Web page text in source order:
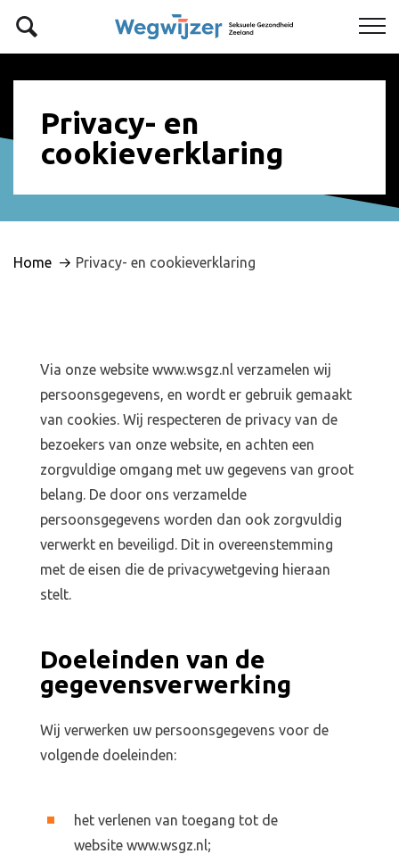
Privacy- en
cookieverklaring
Home Privacy- en cookieverklaring
Via onze website www.wsgz.nl verzamelen wij
persoonsgegevens, en wordt er gebruik gemaakt
van cookies. Wij respecteren de privacy van de
bezoekers van onze website, en achten een
zorgvuldige omgang met uw gegevens van groot
belang. De door ons verzamelde
persoonsgegevens worden dan ook zorgvuldig
verwerkt en beveiligd. Dit in overeenstemming
met de eisen die de privacywetgeving hieraan
stelt.
Doeleinden van de
gegevensverwerking
Wij verwerken uw persoonsgegevens voor de
volgende doeleinden:
het verlenen van toegang tot de
website www.wsgz.nl ;